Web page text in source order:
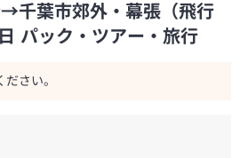
千葉市郊外・幕張（飛行
パック・ツアー・旅行
さい。